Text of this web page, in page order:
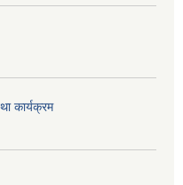
कार्यक्रम